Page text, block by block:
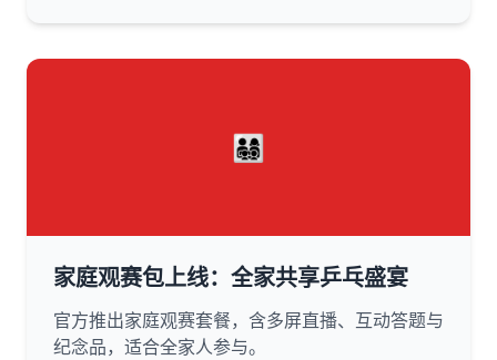
👨‍👩‍👧‍👦
家庭观赛包上线：全家共享乒乓盛宴
官方推出家庭观赛套餐，含多屏直播、互动答题与
纪念品，适合全家人参与。